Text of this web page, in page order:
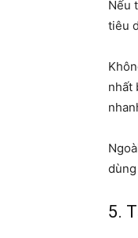
Nếu
tiêu
nhất
5.